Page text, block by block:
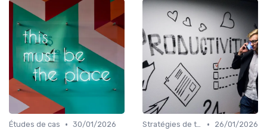
Études de cas • 30/01/2026
Stratégies de transformation •
26/01/2026